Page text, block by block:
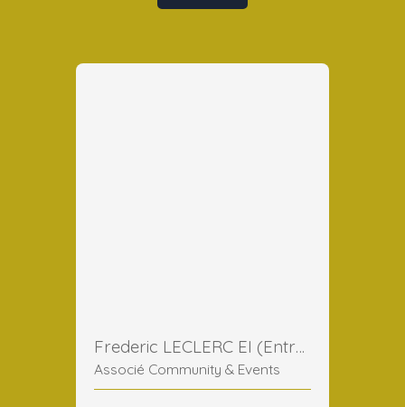
Frederic LECLERC EI (Entreprise Individuelle)
Associé Community & Events